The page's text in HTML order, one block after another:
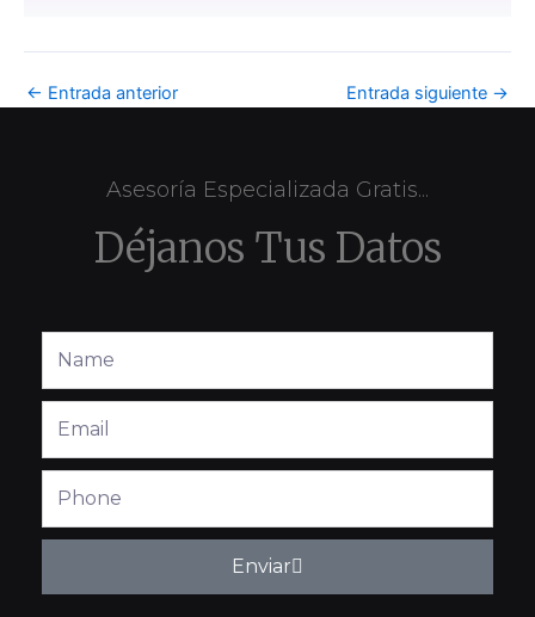
← Entrada anterior Entrada siguiente →
Asesoría Especializada Gratis...
Déjanos Tus Datos
Name
Enviar